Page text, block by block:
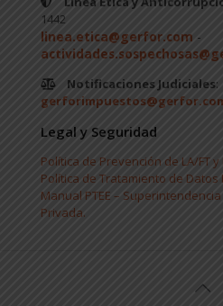
1442
linea.etica@gerfor.com -
Notificaciones Judiciales:
Legal y Seguridad
Política de Prevención de LA/FT y
Política de Tratamiento de Datos
Manual PTEE –
Privada.